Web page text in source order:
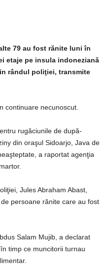
79 au fost rănite luni în
etaje pe insula indoneziană
rândul poliţiei, transmite
continuare necunoscut.
rugăciunile de după-
din oraşul Sidoarjo, Java de
a raportat agenţia
Jules Abraham Abast,
persoane rănite care au fost
Salam Mujib, a declarat
timp ce muncitorii turnau